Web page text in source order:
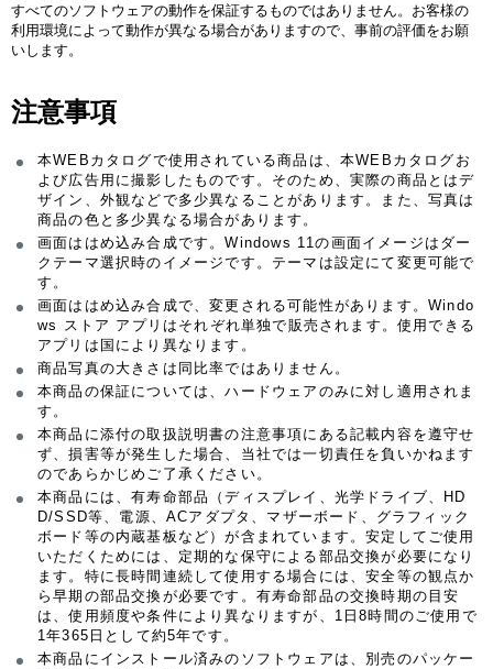
すべてのソフトウェアの動作を保証するものではありません。お客様の
利用環境によって動作が異なる場合がありますので、事前の評価をお願
いします。
注意事項
本WEBカタログで使用されている商品は、本WEBカタログお
よび広告用に撮影したものです。そのため、実際の商品とはデ
ザイン、外観などで多少異なることがあります。また、写真は
商品の色と多少異なる場合があります。
画面ははめ込み合成です。Windows 11の画面イメージはダー
クテーマ選択時のイメージです。テーマは設定にて変更可能で
す。
画面ははめ込み合成で、変更される可能性があります。Windo
ws ストア アプリはそれぞれ単独で販売されます。使用できる
アプリは国により異なります。
商品写真の大きさは同比率ではありません。
本商品の保証については、ハードウェアのみに対し適用されま
す。
本商品に添付の取扱説明書の注意事項にある記載内容を遵守せ
ず、損害等が発生した場合、当社では一切責任を負いかねます
のであらかじめご了承ください。
本商品には、有寿命部品（ディスプレイ、光学ドライブ、HD
D/SSD等、電源、ACアダプタ、マザーボード、グラフィック
ボード等の内蔵基板など）が含まれています。安定してご使用
いただくためには、定期的な保守による部品交換が必要になり
ます。特に長時間連続して使用する場合には、安全等の観点か
ら早期の部品交換が必要です。有寿命部品の交換時期の目安
は、使用頻度や条件により異なりますが、1日8時間のご使用で
1年365日として約5年です。
本商品にインストール済みのソフトウェアは、別売のパッケー